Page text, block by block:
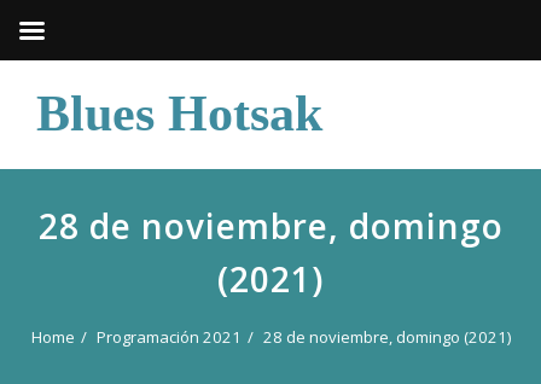
contentBlues Hotsak
28 de noviembre, domingo
(2021)
Home Programación 2021 28 de noviembre, domingo (2021)